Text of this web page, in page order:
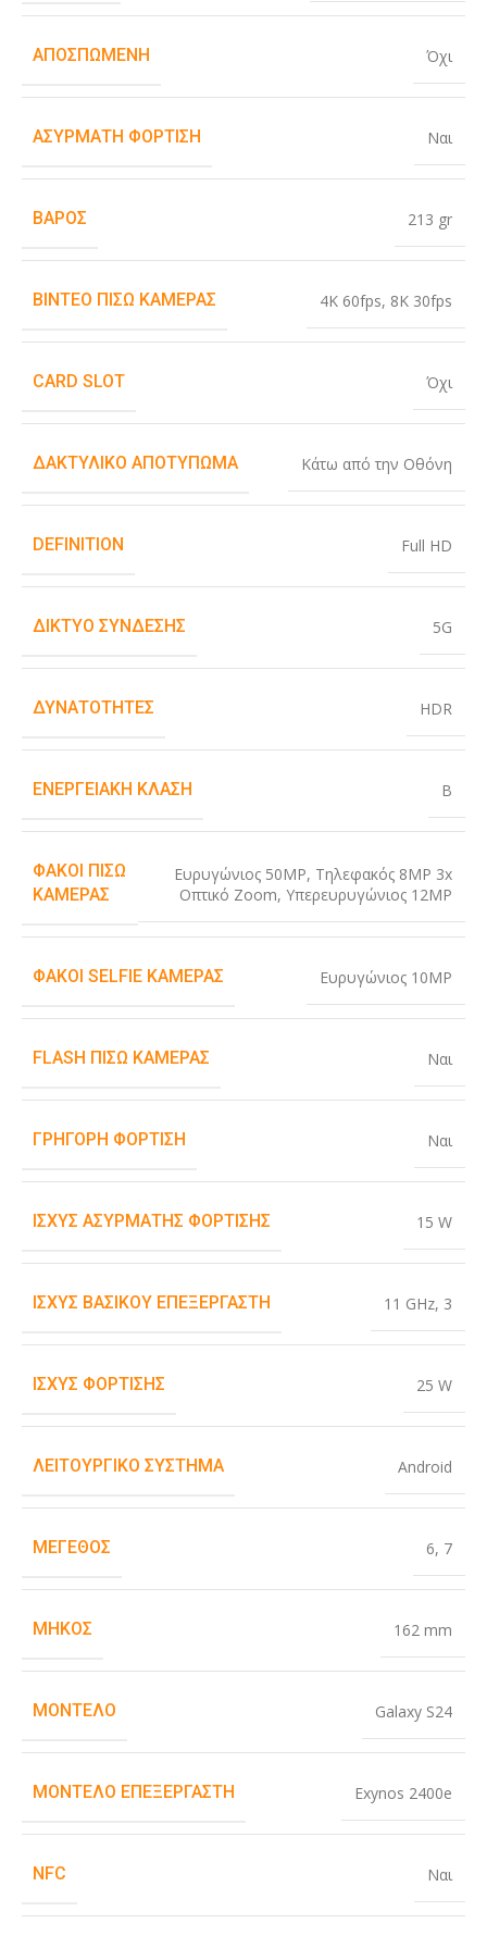
ΑΠΟΣΠΏΜΕΝΗ Όχι
ΑΣΎΡΜΑΤΗ ΦΌΡΤΙΣΗ Ναι
ΒΆΡΟΣ 213 gr
ΒΊΝΤΕΟ ΠΊΣΩ ΚΆΜΕΡΑΣ 4K 60fps, 8K 30fps
CARD SLOT Όχι
ΔΑΚΤΥΛΙΚΌ ΑΠΟΤΎΠΩΜΑ Κάτω από την Οθόνη
DEFINITION Full HD
ΔΊΚΤΥΟ ΣΎΝΔΕΣΗΣ 5G
ΔΥΝΑΤΌΤΗΤΕΣ HDR
ΕΝΕΡΓΕΙΑΚΉ ΚΛΆΣΗ B
ΦΑΚΟΊ ΠΊΣΩ
ΚΆΜΕΡΑΣ
Ευρυγώνιος 50MP, Τηλεφακός 8MP 3x
Οπτικό Zoom, Υπερευρυγώνιος 12MP
ΦΑΚΟΊ SELFIE ΚΆΜΕΡΑΣ Ευρυγώνιος 10MP
FLASH ΠΊΣΩ ΚΆΜΕΡΑΣ Ναι
ΓΡΉΓΟΡΗ ΦΌΡΤΙΣΗ Ναι
ΙΣΧΎΣ ΑΣΎΡΜΑΤΗΣ ΦΌΡΤΙΣΗΣ 15 W
ΙΣΧΎΣ ΒΑΣΙΚΟΎ ΕΠΕΞΕΡΓΑΣΤΉ 11 GHz, 3
ΙΣΧΎΣ ΦΌΡΤΙΣΗΣ 25 W
ΛΕΙΤΟΥΡΓΙΚΌ ΣΎΣΤΗΜΑ Android
ΜΈΓΕΘΟΣ 6, 7
ΜΉΚΟΣ 162 mm
ΜΟΝΤΈΛΟ Galaxy S24
ΜΟΝΤΈΛΟ ΕΠΕΞΕΡΓΑΣΤΉ Exynos 2400e
NFC Ναι